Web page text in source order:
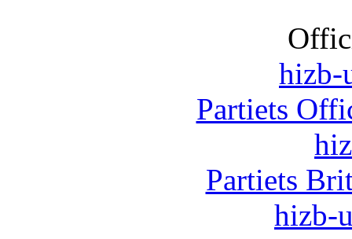
hizb-
Partiets
Partiets
hizb-